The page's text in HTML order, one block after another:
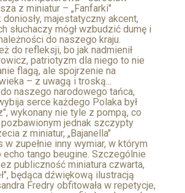
z miniatur – „Fanfarki"
doniosły, majestatyczny akcent,
słuchaczy mógł wzbudzić dumę i
do naszego kraju.
do refleksji, bo jak nadmienił
patriotyzm dla niego to nie
flagą, ale spojrzenie na
– z uwagą i troską...
naszego narodowego tańca,
serce każdego Polaka był
wykonany nie tyle z pompą, co
jednak szczypty
z miniatur, „Bajanella"
w zupełnie inny wymiar, w którym
echo tango beugine. Szczególnie
publiczność miniatura czwarta,
będąca dźwiękową ilustracją
Fredry obfitowała w repetycje,